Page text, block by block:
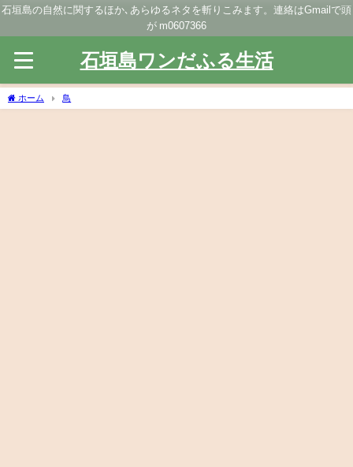
石垣島の自然に関するほか､あらゆるネタを斬りこみます。連絡はGmailで頭
が m0607366
石垣島ワンだふる生活
ホーム 鳥